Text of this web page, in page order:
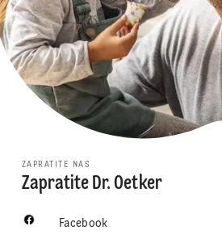
ZAPRATITE NAS
Zapratite Dr. Oetker
Facebook